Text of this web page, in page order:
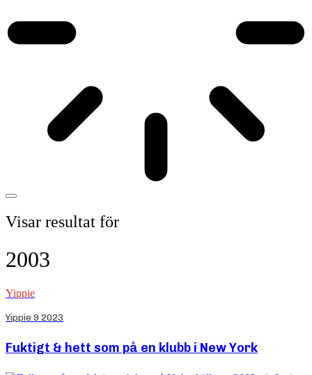
Visar resultat för
2003
Yippie
Yippie 9 2023
Fuktigt & hett som på en klubb i New York